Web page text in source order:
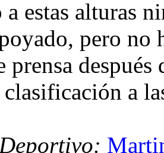
a estas alturas
pero no
prensa
a